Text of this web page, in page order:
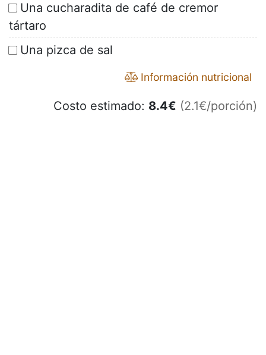
Una cucharadita de café de cremor
tártaro
Una pizca de sal
Información nutricional
Costo estimado: 8.4€ (2.1€/porción)